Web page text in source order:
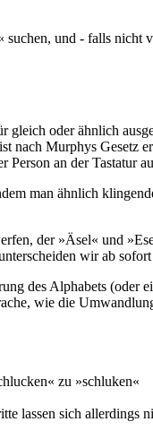
und - falls
oder ähnlich
Murphys Gesetz
an der Tastatur
man ähnlich
der »Äsel« und
wir ab
des Alphabets (oder
wie die
zu »schluken«
lassen sich